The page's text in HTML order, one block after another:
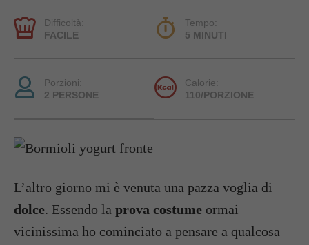
Difficoltà:
FACILE
Tempo:
5 MINUTI
Porzioni:
2 PERSONE
Calorie:
110/PORZIONE
L’altro giorno mi è venuta una pazza voglia di
dolce. Essendo la prova costume ormai
vicinissima ho cominciato a pensare a qualcosa